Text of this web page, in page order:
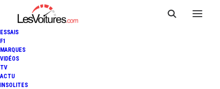
ESSAIS
F1
MARQUES
VIDÉOS
TV
ACTU
INSOLITES